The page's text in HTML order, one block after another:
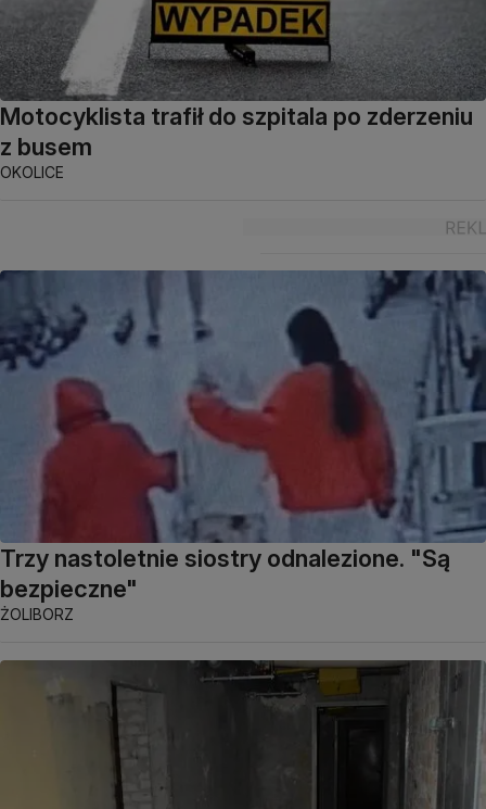
Motocyklista trafił do szpitala po zderzeniu
z busem
OKOLICE
Trzy nastoletnie siostry odnalezione. "Są
bezpieczne"
ŻOLIBORZ